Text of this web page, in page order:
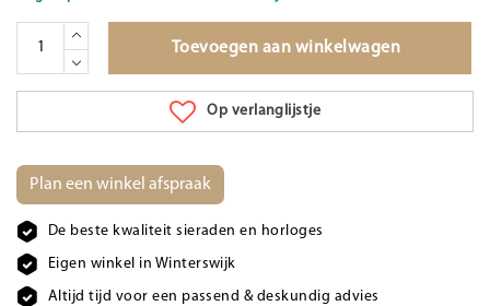
Toevoegen aan winkelwagen
Op verlanglijstje
Plan een winkel afspraak
De beste kwaliteit sieraden en horloges
Eigen winkel in Winterswijk
Altijd tijd voor een passend & deskundig advies